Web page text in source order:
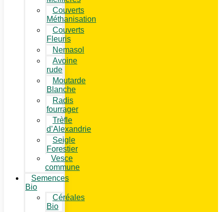
Couverts
Méthanisation
Couverts
Fleuris
Nemasol
Avoine
rude
Moutarde
Blanche
Radis
fourrager
Trèfle
d’Alexandrie
Seigle
Forestier
Vesce
commune
Semences
Bio
Céréales
Bio